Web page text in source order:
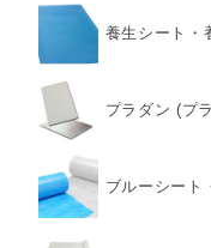
養生シート・
プラダン (プ
ブルーシート